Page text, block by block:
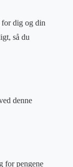
for dig og din
så du
denne
for pengene